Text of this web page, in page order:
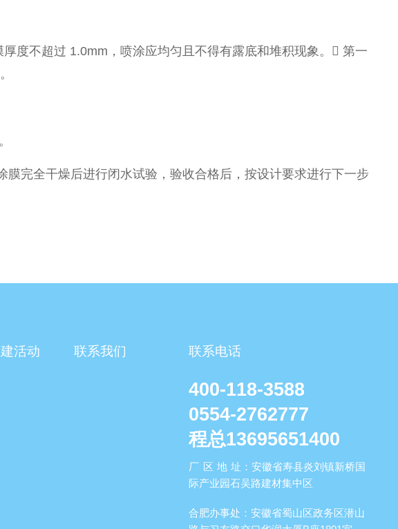
度不超过 1.0mm，喷涂应均匀且不得有露底和堆积现象。 第一
完全干燥后进行闭水试验，验收合格后，按设计要求进行下一步
活动 联系我们 联系电话
400-118-3588
0554-2762777
程总13695651400
厂区地址：安徽省寿县炎刘镇新桥国
际产业园石吴路建材集中区
合肥办事处 ：安徽省蜀山区政务区潜山